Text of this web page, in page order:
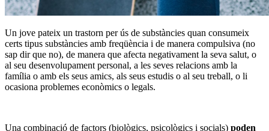
Un jove pateix un trastorn per ús de substàncies quan consumeix
certs tipus substàncies amb freqüència i de manera compulsiva (no
sap dir que no), de manera que afecta negativament la seva salut, o
al seu desenvolupament personal, a les seves relacions amb la
família o amb els seus amics, als seus estudis o al seu treball, o li
ocasiona problemes econòmics o legals.
Una combinació de factors (biològics, psicològics i socials) poden